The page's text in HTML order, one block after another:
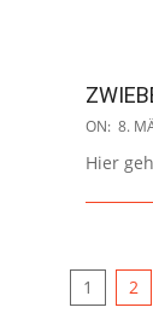
2017-
08
ON: 8.
Hier
1 2